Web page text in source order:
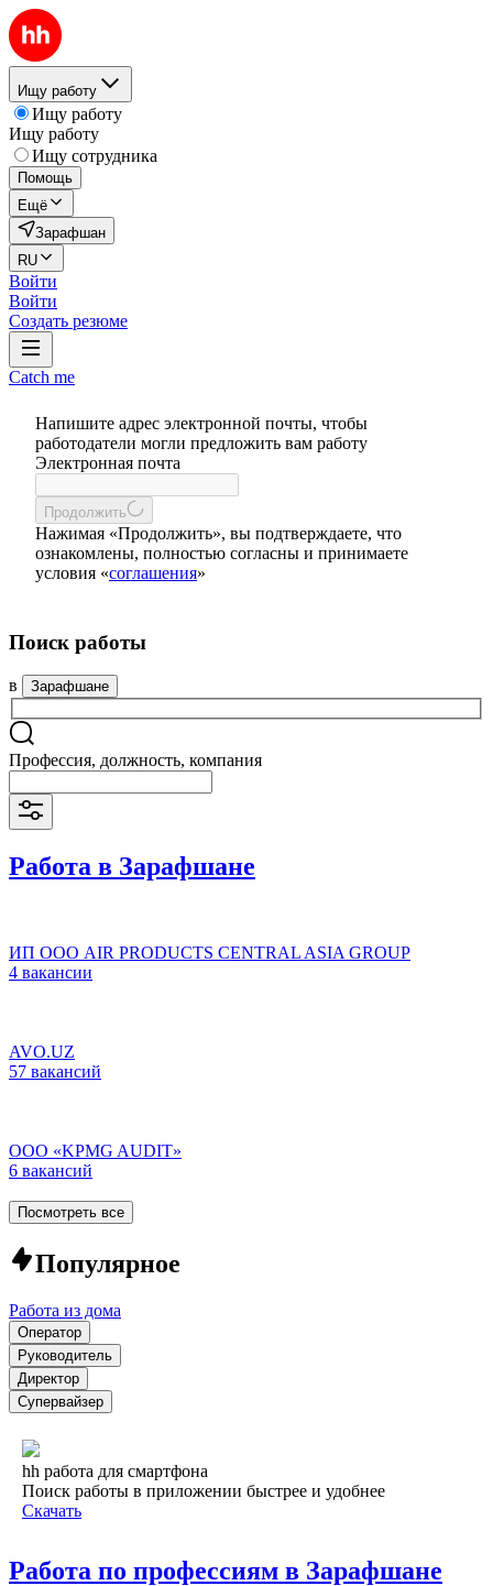
Ищу работу
Ищу работу
Ищу работу
Ищу сотрудника
Помощь
Ещё
Зарафшан
RU
Войти
Войти
Создать резюме
Catch me
Напишите адрес электронной почты, чтобы
работодатели могли предложить вам работу
Электронная почта
Продолжить
Нажимая «Продолжить», вы подтверждаете, что
ознакомлены, полностью согласны и принимаете
условия «соглашения»
Поиск работы
в Зарафшане
Профессия, должность, компания
Работа в Зарафшане
ИП ООО AIR PRODUCTS CENTRAL ASIA GROUP
4 вакансии
AVO.UZ
57 вакансий
ООО «KPMG AUDIT»
6 вакансий
Посмотреть все
Популярное
Работа из дома
Оператор
Руководитель
Директор
Супервайзер
hh работа для смартфона
Поиск работы в приложении быстрее и удобнее
Скачать
Работа по профессиям в Зарафшане